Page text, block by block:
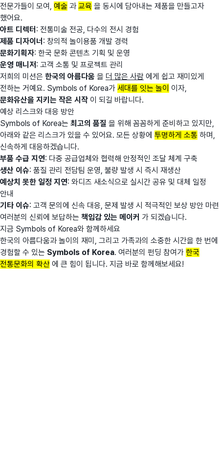
전문가들이 모여, 예술 과교육 을 동시에 담아내는 제품을 만들고자
했어요.
아트 디렉터 : 전통미술 전공, 다수의 전시 경험
제품 디자이너 : 창의적 놀이용품 개발 경력
문화기획자: 한국 문화 콘텐츠 기획 및 운영
운영 매니저 : 고객 소통 및 프로젝트 관리
저희의 미션은 한국의 아름다움 을 더 많은 사람 에게 쉽고 재미있게
전하는 거예요. Symbols of Korea가 세대를 잇는 놀이 이자,
문화유산을 지키는 작은 시작 이 되길 바랍니다.
예상 리스크와 대응 방안
Symbols of Korea는 최고의 품질 을 위해 꼼꼼하게 준비하고 있지만,
아래와 같은 리스크가 있을 수 있어요. 모든 상황에 투명하게 소통 하며,
신속하게 대응하겠습니다.
부품 수급 지연: 다중 공급업체와 협력해 안정적인 조달 체계 구축
생산 이슈: 품질 관리 전담팀 운영, 불량 발생 시 즉시 재생산
예상치 못한 일정 지연: 와디즈 새소식으로 실시간 공유 및 대체 일정
안내
기타 이슈: 고객 문의에 신속 대응, 문제 발생 시 적극적인 보상 방안 마련
여러분의 신뢰에 보답하는 책임감 있는 메이커 가 되겠습니다.
지금 Symbols of Korea와 함께하세요
한국의 아름다움과 놀이의 재미, 그리고 가족과의 소중한 시간을 한 번에
경험할 수 있는 Symbols of Korea. 여러분의 펀딩 참여가 한국
전통문화의 확산 에 큰 힘이 됩니다. 지금 바로 함께해보세요!